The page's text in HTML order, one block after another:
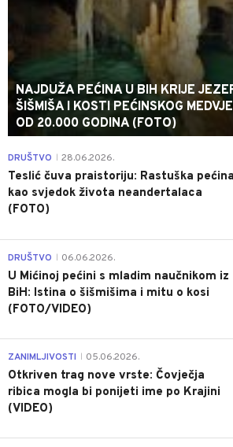
NAJDUŽA PEĆINA U BIH KRIJE
ŠIŠMIŠA I KOSTI PEĆINSKOG
OD 20.000 GODINA (FOTO)
DRUŠTVO 28.06.2026.
Teslić čuva praistoriju: Rastuška pećina
kao svjedok života neandertalaca
(FOTO)
DRUŠTVO 06.06.2026.
U Mićinoj pećini s mladim naučnikom iz
BiH: Istina o šišmišima i mitu o kosi
(FOTO/VIDEO)
ZANIMLJIVOSTI 05.06.2026.
Otkriven trag nove vrste: Čovječja
ribica mogla bi ponijeti ime po Krajini
(VIDEO)